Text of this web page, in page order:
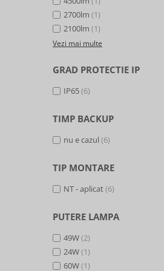
2700lm (1)
2100lm (1)
Vezi mai multe
GRAD PROTECTIE IP
IP65(6)
TIMP BACKUP
nu e cazul (6)
TIP MONTARE
NT - aplicat(6)
PUTERE LAMPA
49W(2)
24W(1)
60W(1)